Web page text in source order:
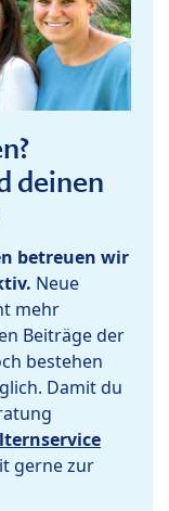
deinen
betreuen wir
Neue
mehr
Beiträge der
bestehen
Damit du
gerne zur